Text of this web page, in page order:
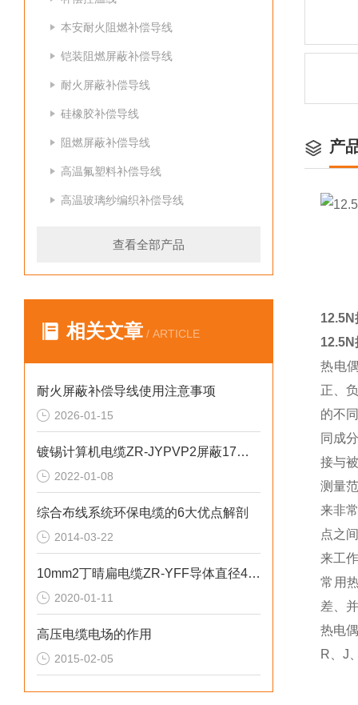
本安耐火阻燃补偿导线
铠装阻燃屏蔽补偿导线
耐火屏蔽补偿导线
硅橡胶补偿导线
阻燃屏蔽补偿导线
高温氟塑料补偿导线
高温玻璃纱编织补偿导线
查看全部产品
相关文章 / ARTICLE
耐火屏蔽补偿导线使用注意事项
2026-01-15
镀锡计算机电缆ZR-JYPVP2屏蔽17芯500V
2022-01-08
综合布线系统环保电缆的6大优点解剖
2014-03-22
10mm2丁晴扁电缆ZR-YFF导体直径4.0mm
2020-01-11
高压电缆电场的作用
2015-02-05
产
热电
正、
的不
同成
接与
测量
来非
点之
来工
常用
差、
热电
R、J